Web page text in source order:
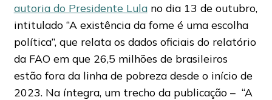
autoria do Presidente Lulano dia 13 de outubro,
intitulado “A existência da fome é uma escolha
política”, que relata os dados oficiais do relatório
da FAO em que 26,5 milhões de brasileiros
estão fora da linha de pobreza desde o início de
2023. Na íntegra, um trecho da publicação – “A